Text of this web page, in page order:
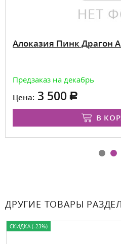
Алоказия Пинк Драгон
Предзаказ на декабрь
Цена: 3 500
В
ДРУГИЕ ТОВАРЫ
СКИДКА (-23%)